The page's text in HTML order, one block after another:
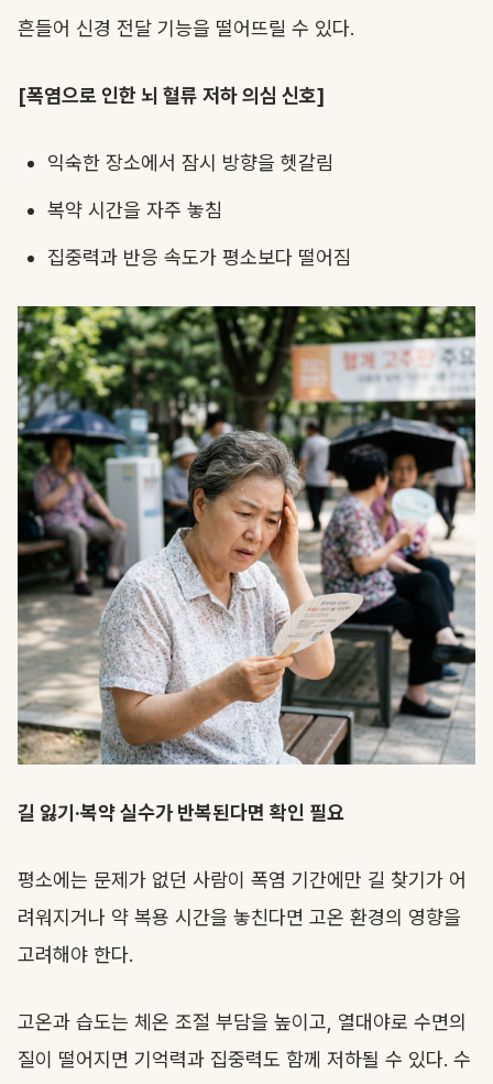
흔들어 신경 전달 기능을 떨어뜨릴 수 있다.
[폭염으로 인한 뇌 혈류 저하 의심 신호]
익숙한 장소에서 잠시 방향을 헷갈림
복약 시간을 자주 놓침
집중력과 반응 속도가 평소보다 떨어짐
길 잃기·복약 실수가 반복된다면 확인 필요
평소에는 문제가 없던 사람이 폭염 기간에만 길 찾기가 어
려워지거나 약 복용 시간을 놓친다면 고온 환경의 영향을
고려해야 한다.
고온과 습도는 체온 조절 부담을 높이고, 열대야로 수면의
질이 떨어지면 기억력과 집중력도 함께 저하될 수 있다. 수